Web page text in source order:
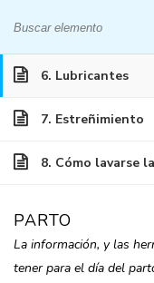
5. Sexo
6. Lubricantes
7. Estreñimiento
8. Cómo lavarse
PARTO
La información, y las
tener para el día del